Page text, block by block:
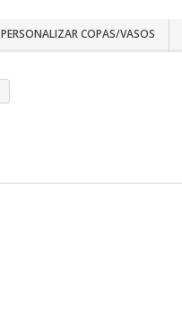
PERSONALIZAR COPAS/VASOS